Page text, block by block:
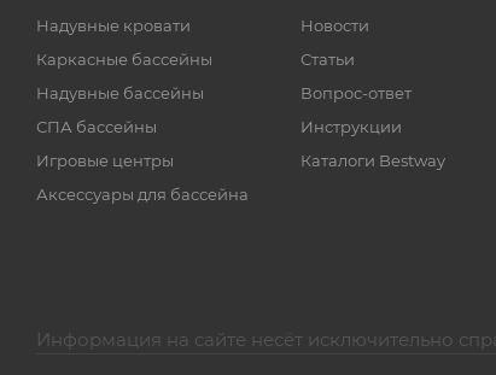
Надувные кровати
Каркасные бассейны
Надувные бассейны
СПА бассейны
Игровые центры
Аксессуары для бассейна
Новости
Статьи
Вопрос-ответ
Инструкции
Каталоги Bestway
Информация на сайте несёт исключительно